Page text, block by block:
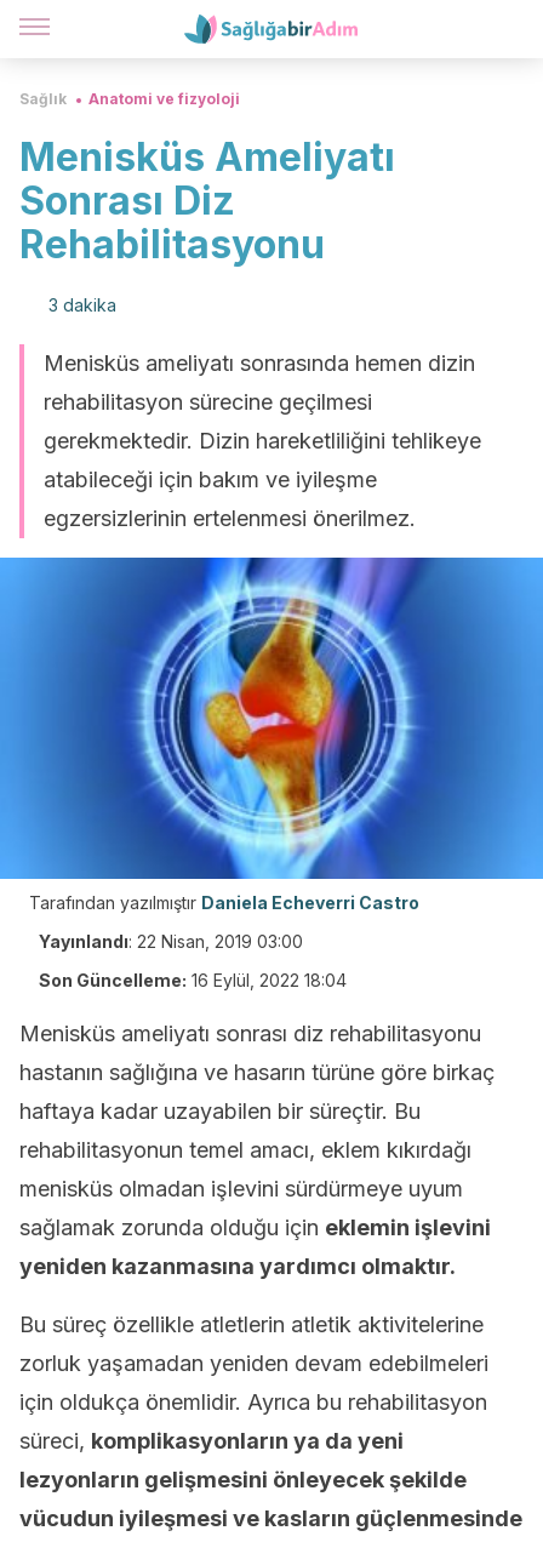
Sağlık Anatomi ve fizyoloji
Menisküs Ameliyatı
Sonrası Diz
Rehabilitasyonu
3 dakika
Menisküs ameliyatı sonrasında hemen dizin
rehabilitasyon sürecine geçilmesi
gerekmektedir. Dizin hareketliliğini tehlikeye
atabileceği için bakım ve iyileşme
egzersizlerinin ertelenmesi önerilmez.
Tarafından yazılmıştır Daniela Echeverri Castro
Yayınlandı: 22 Nisan, 2019 03:00
Son Güncelleme: 16 Eylül, 2022 18:04
Menisküs ameliyatı sonrası diz rehabilitasyonu
hastanın sağlığına ve hasarın türüne göre birkaç
haftaya kadar uzayabilen bir süreçtir. Bu
rehabilitasyonun temel amacı, eklem kıkırdağı
menisküs olmadan işlevini sürdürmeye uyum
sağlamak zorunda olduğu için eklemin işlevini
yeniden kazanmasına yardımcı olmaktır.
Bu süreç özellikle atletlerin atletik aktivitelerine
zorluk yaşamadan yeniden devam edebilmeleri
için oldukça önemlidir. Ayrıca bu rehabilitasyon
süreci, komplikasyonların ya da yeni
lezyonların gelişmesini önleyecek şekilde
vücudun iyileşmesi ve kasların güçlenmesinde